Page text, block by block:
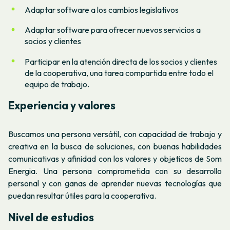
Adaptar software a los cambios legislativos
Adaptar software para ofrecer nuevos servicios a
socios y clientes
Participar en la atención directa de los socios y clientes
de la cooperativa, una tarea compartida entre todo el
equipo de trabajo.
Experiencia y valores
Buscamos una persona versátil, con capacidad de trabajo y
creativa en la busca de soluciones, con buenas habilidades
comunicativas y afinidad con los valores y objeticos de Som
Energia. Una persona comprometida con su desarrollo
personal y con ganas de aprender nuevas tecnologías que
puedan resultar útiles para la cooperativa.
Nivel de estudios